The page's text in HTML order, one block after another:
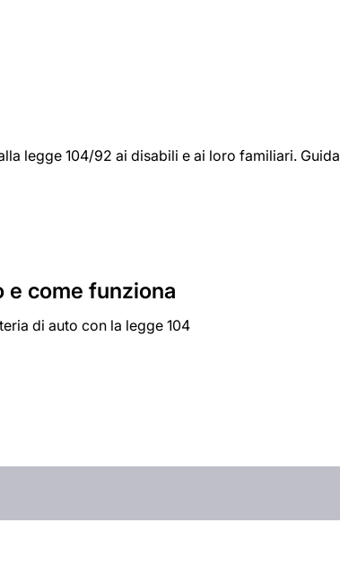
legge 104/92 ai disabili e ai loro familiari. Guida
e come funziona
di auto con la legge 104